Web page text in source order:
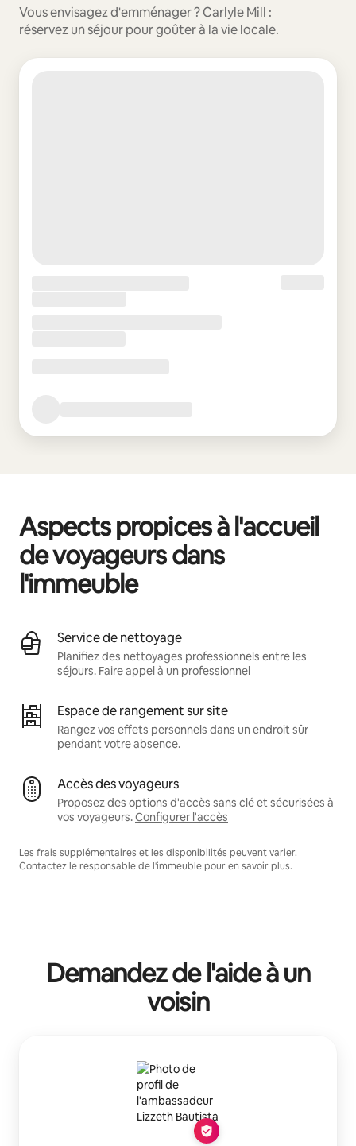
Vous envisagez d'emménager ? Carlyle Mill :
réservez un séjour pour goûter à la vie locale.
Aspects propices à l'accueil
de voyageurs dans
l'immeuble
Service de nettoyage
Planifiez des nettoyages professionnels entre les
séjours. Faire appel à un professionnel
Espace de rangement sur site
Rangez vos effets personnels dans un endroit sûr
pendant votre absence.
Accès des voyageurs
Proposez des options d'accès sans clé et sécurisées à
vos voyageurs.Configurer l'accès
Les frais supplémentaires et les disponibilités peuvent varier.
Contactez le responsable de l'immeuble pour en savoir plus.
Demandez de l'aide à un
voisin